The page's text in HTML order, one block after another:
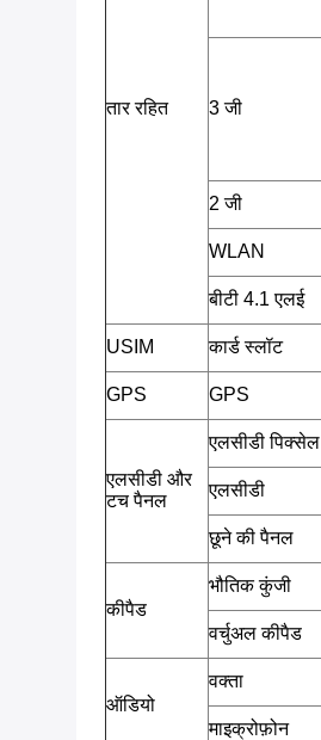
तार रहित 3 जी
2 जी
WLAN
बीटी 4.1 एलई
USIM कार्ड स्लॉट
GPS GPS
एलसीडी और
टच पैनल
एलसीडी पिक्सेल
एलसीडी
छूने की पैनल
कीपैड
भौतिक कुंजी
वर्चुअल कीपैड
ऑडियो
वक्ता
माइक्रोफ़ोन